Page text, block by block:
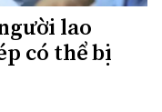
lao
có thể bị